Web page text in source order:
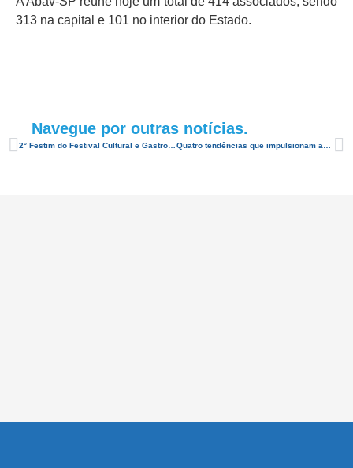
313 na capital e 101 no interior do Estado.
Navegue por outras notícias.
2° Festim do Festival Cultural e Gastronômico da Pipa terá novo convidado Quatro tendências que impulsionam as viagens corporativas nos EUA